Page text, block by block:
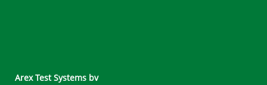
Arex Test Systems bv